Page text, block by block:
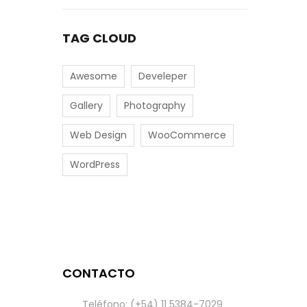
TAG CLOUD
Awesome Develeper
Gallery Photography
Web Design WooCommerce
WordPress
CONTACTO
Teléfono: (+54) 11 5384-7029